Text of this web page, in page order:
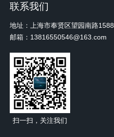
联系我们
邮箱：13816550546@163.com
扫一扫，关注我们